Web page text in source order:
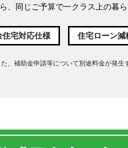
、
同じご予算で一クラス上の暮
住宅対応仕様 住宅ローン減
、補助金申請等について別途料金が発生